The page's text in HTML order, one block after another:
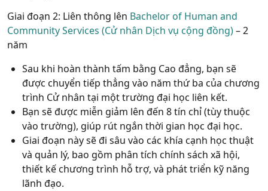
Giai đoạn 2: Liên thông lên Bachelor of Human and
Community Services (Cử nhân Dịch vụ cộng đồng)– 2
năm
Sau khi hoàn thành tấm bằng Cao đẳng, bạn sẽ
được chuyển tiếp thẳng vào năm thứ ba của chương
trình Cử nhân tại một trường đại học liên kết.
Bạn sẽ được miễn giảm lên đến 8 tín chỉ(tùy thuộc
vào trường), giúp rút ngắn thời gian học đại học.
Giai đoạn này sẽ đi sâu vào các khía cạnh học thuật
và quản lý, bao gồm phân tích chính sách xã hội,
thiết kế chương trình hỗ trợ, và phát triển kỹ năng
lãnh đạo.